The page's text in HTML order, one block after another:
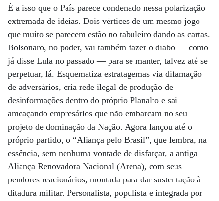
É a isso que o País parece condenado nessa polarização
extremada de ideias. Dois vértices de um mesmo jogo
que muito se parecem estão no tabuleiro dando as cartas.
Bolsonaro, no poder, vai também fazer o diabo — como
já disse Lula no passado — para se manter, talvez até se
perpetuar, lá. Esquematiza estratagemas via difamação
de adversários, cria rede ilegal de produção de
desinformações dentro do próprio Planalto e sai
ameaçando empresários que não embarcam no seu
projeto de dominação da Nação. Agora lançou até o
próprio partido, o “Aliança pelo Brasil”, que lembra, na
essência, sem nenhuma vontade de disfarçar, a antiga
Aliança Renovadora Nacional (Arena), com seus
pendores reacionários, montada para dar sustentação à
ditadura militar. Personalista, populista e integrada por